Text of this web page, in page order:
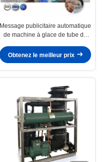
Message publicitaire automatique
de machine à glace de tube de
Obtenez le meilleur prix